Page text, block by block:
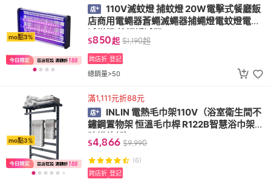
mo點3%
110V滅蚊燈 捕蚊燈 20W電擊式餐廳飯
店商用電蠅器蒼蠅滅蠅器捕蠅燈電蚊燈電擊
滅蟻燈 蚊蠅誘滅器
$850起 $1,190起
總銷量>50
跨店折 登記
mo點3%
滿1,111元折88元
INLIN 電熱毛巾架110V（浴室衛生間不
鏽鋼置物架 恒溫毛巾桿 R122B智慧浴巾架定
時烘乾架）
$4,866 $9,990
(6)
跨店折 登記